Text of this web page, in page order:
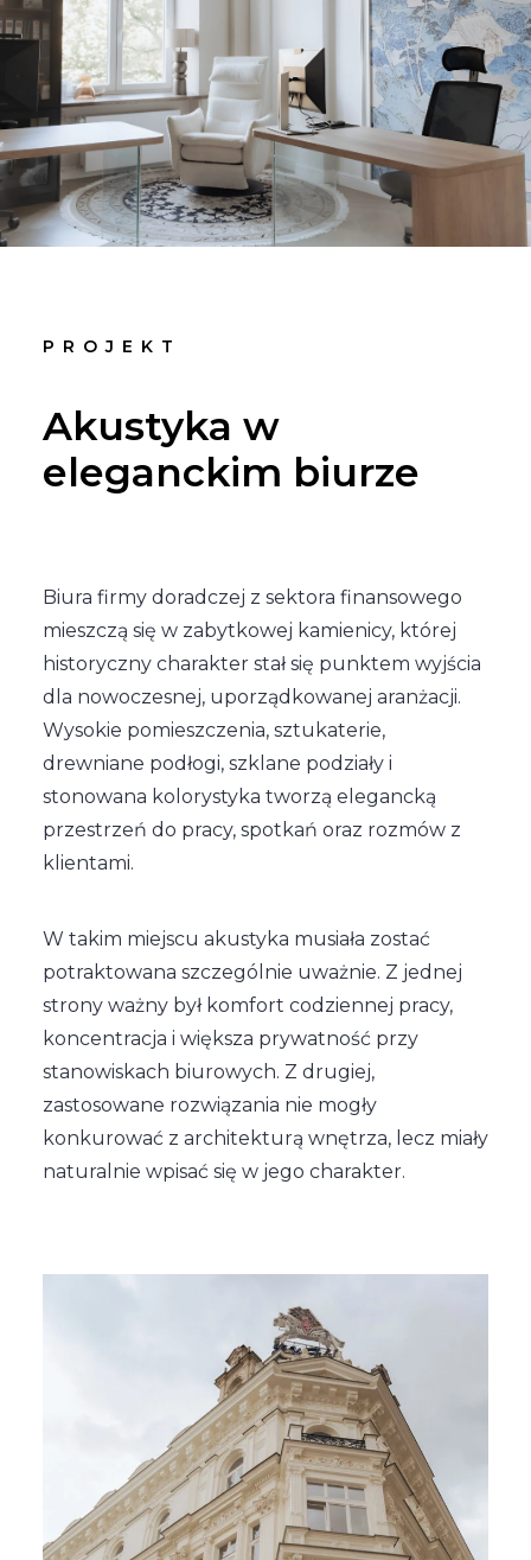
PROJEKT
Akustyka w
eleganckim biurze
Biura firmy doradczej z sektora finansowego
mieszczą się w zabytkowej kamienicy, której
historyczny charakter stał się punktem wyjścia
dla nowoczesnej, uporządkowanej aranżacji.
Wysokie pomieszczenia, sztukaterie,
drewniane podłogi, szklane podziały i
stonowana kolorystyka tworzą elegancką
przestrzeń do pracy, spotkań oraz rozmów z
klientami.
W takim miejscu akustyka musiała zostać
potraktowana szczególnie uważnie. Z jednej
strony ważny był komfort codziennej pracy,
koncentracja i większa prywatność przy
stanowiskach biurowych. Z drugiej,
zastosowane rozwiązania nie mogły
konkurować z architekturą wnętrza, lecz miały
naturalnie wpisać się w jego charakter.